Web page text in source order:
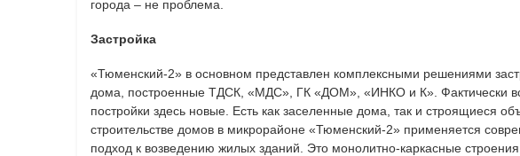
города – не проблема.
Застройка
«Тюменский-2» в основном представлен комплексными решениями
дома, построенные ТДСК, «МДС», ГК «ДОМ», «ИНКО и К». Фактически
постройки здесь новые. Есть как заселенные дома, так и строящиеся
строительстве домов в микрорайоне «Тюменский-2» применяется
подход к возведению жилых зданий. Это монолитно-каркасные строения,